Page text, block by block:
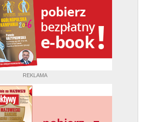
REKLAMA